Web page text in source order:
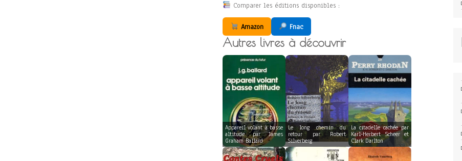
Comparer les éditions disponibles :
Amazon Fnac
Autres livres à découvrir
Appareil volant à basse
altitude par James
Graham Ballard
Le long chemin du
retour par Robert
Silverberg
La citadelle cachée par
Karl-Herbert Scheer et
Clark Darlton